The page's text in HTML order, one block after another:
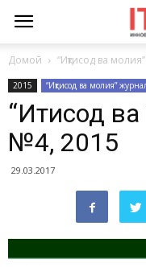
Домой “Иқтисод ва
2015 “Иқтисод ва молия”
“Иқтисод
№4, 2015
29.03.2017